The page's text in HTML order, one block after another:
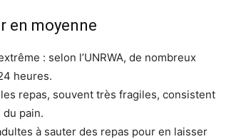
en moyenne
: selon l’UNRWA, de nombreux
heures.
repas, souvent très fragiles, consistent
pain.
à sauter des repas pour en laisser